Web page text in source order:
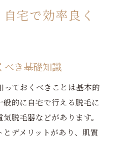
宅で効率良く
べき基礎知識
ておくべきことは基本的
的に自宅で行える脱毛に
脱毛器などがあります。
デメリットがあり、肌質